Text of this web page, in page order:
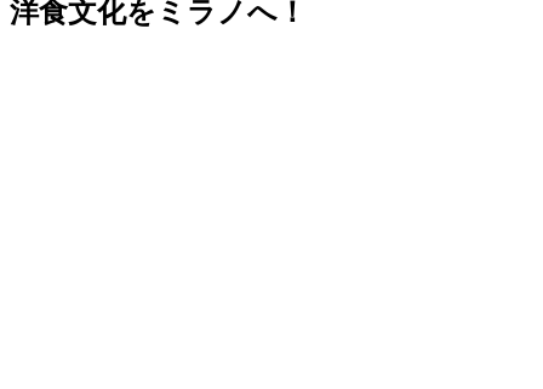
洋食文化をミラノへ！